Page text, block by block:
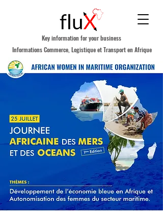
Informations Commerce, Logistique et Transport en Afrique
Key information for your business